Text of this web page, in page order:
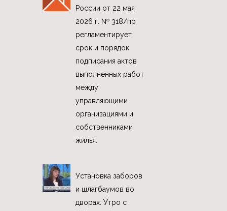
России от 22 мая
2026 г. № 318/пр
регламентирует
срок и порядок
подписания актов
выполненных работ
между
управляющими
организациями и
собственниками
жилья.
Установка заборов
и шлагбаумов во
дворах. Утро с